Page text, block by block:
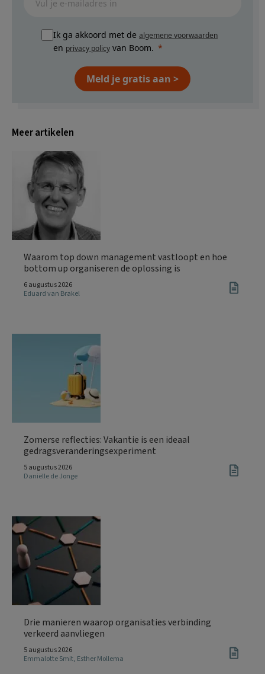
Ik ga akkoord met de algemene voorwaarden
en privacy policy van Boom.
Meld je gratis aan >
Meer artikelen
Waarom top down management vastloopt en hoe
bottom up organiseren de oplossing is
6 augustus 2026
Eduard van Brakel
Zomerse reflecties: Vakantie is een ideaal
gedragsveranderingsexperiment
5 augustus 2026
Daniëlle de Jonge
Drie manieren waarop organisaties verbinding
verkeerd aanvliegen
5 augustus 2026
Emmalotte Smit, Esther Mollema